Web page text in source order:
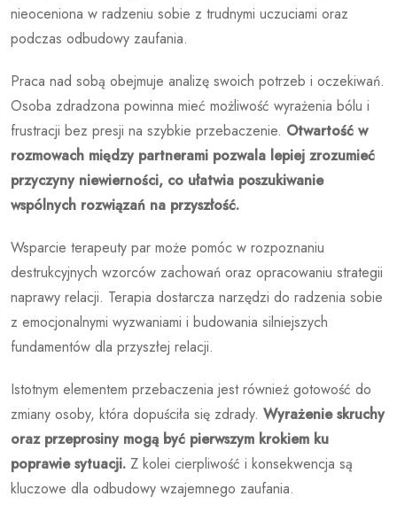
nieoceniona w radzeniu sobie z trudnymi uczuciami oraz
podczas odbudowy zaufania.
Praca nad sobą obejmuje analizę swoich potrzeb i oczekiwań.
Osoba zdradzona powinna mieć możliwość wyrażenia bólu i
frustracji bez presji na szybkie przebaczenie. Otwartość w
rozmowach między partnerami pozwala lepiej zrozumieć
przyczyny niewierności, co ułatwia poszukiwanie
wspólnych rozwiązań na przyszłość.
Wsparcie terapeuty par może pomóc w rozpoznaniu
destrukcyjnych wzorców zachowań oraz opracowaniu strategii
naprawy relacji. Terapia dostarcza narzędzi do radzenia sobie
z emocjonalnymi wyzwaniami i budowania silniejszych
fundamentów dla przyszłej relacji.
Istotnym elementem przebaczenia jest również gotowość do
zmiany osoby, która dopuściła się zdrady. Wyrażenie skruchy
oraz przeprosiny mogą być pierwszym krokiem ku
poprawie sytuacji. Z kolei cierpliwość i konsekwencja są
kluczowe dla odbudowy wzajemnego zaufania.